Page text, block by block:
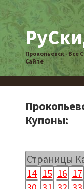
Прокопьевск -
Сайте
Купоны:
Страницы
14 15 16 17